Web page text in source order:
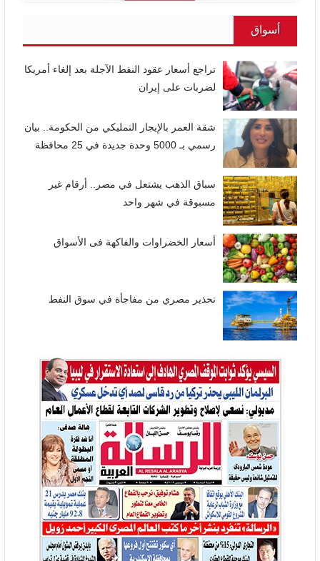
أسواق
تراجع أسعار عقود النفط الآجلة بعد إلغاء أمريكا
لضربات على إيران
شقة العمر بالإيجار التمليكي من الحكومة.. بيان
رسمي بـ 5000 وحدة جديدة في 25 محافظة
سباق الذهب يشتعل في مصر.. أرقام غير
مسبوقة في شهر واحد
أسعار الخضراوات والفاكهة فى الأسواق
تحذير مصري من مفاجأة في سوق النفط